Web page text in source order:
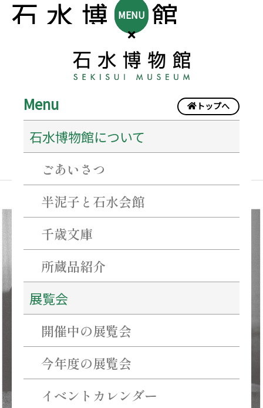
MENU
トップへ
Menu
石水博物館について
ごあいさつ
半泥子と石水会館
千歳文庫
所蔵品紹介
展覧会
開催中の展覧会
今年度の展覧会
イベントカレンダー
2025年11月
別
展〉
Ｎ
Ｉ
半